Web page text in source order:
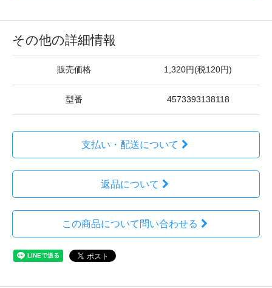
その他の詳細情報
販売価格 1,320円(税120円)
型番 4573393138118
支払い・配送について
返品について
この商品について問い合わせる